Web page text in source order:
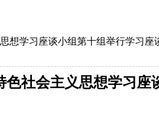
想学习座谈小组第十组举行学习座
色社会主义思想学习